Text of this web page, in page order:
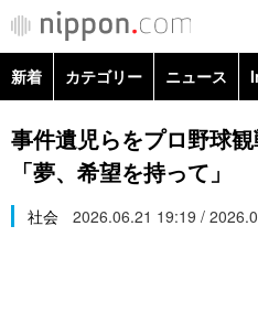
カテゴリー
新着 カテゴリー ニュース
政治・外交
経済・ビジネス
事件遺児らをプロ野球
「夢、希望を持って」
社会 2026.06.21 19:19 /